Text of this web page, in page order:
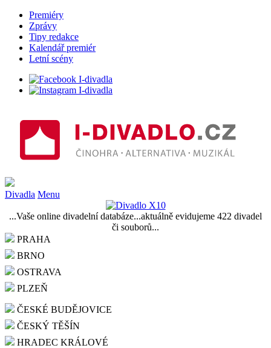
Premiéry
Zprávy
Tipy redakce
Kalendář premiér
Letní scény
Divadla Menu
...Vaše online divadelní databáze...aktuálně evidujeme 422 divadel
či souborů...
PRAHA
BRNO
OSTRAVA
PLZEŇ
ČESKÉ BUDĚJOVICE
ČESKÝ TĚŠÍN
HRADEC KRÁLOVÉ